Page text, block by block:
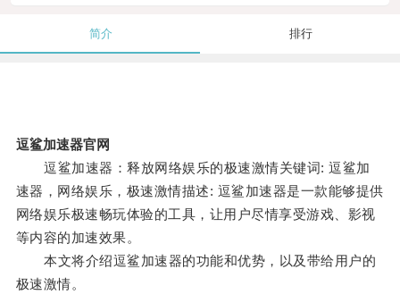
简介 排行
逗鲨加速器官网
逗鲨加速器：释放网络娱乐的极速激情关键词: 逗鲨加
速器，网络娱乐，极速激情描述: 逗鲨加速器是一款能够提供
网络娱乐极速畅玩体验的工具，让用户尽情享受游戏、影视
等内容的加速效果。
本文将介绍逗鲨加速器的功能和优势，以及带给用户的
极速激情。